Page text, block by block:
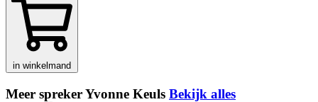
in winkelmand
Meer spreker Yvonne Keuls Bekijk alles